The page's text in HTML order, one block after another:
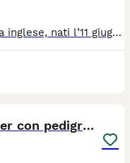
Cuccioli di Golden Retriever di linea inglese, nati l’11 giugno, disponibili da genitori selezionati per morfologia e temperamento. Entrambi i genitori sono provvisti di pedigree, esenti da displasia di anche e gomiti e testati per le principali malattie genetiche della razza, oculopatie ed ecocardiopatie. Il DNA è depositato. La mamma, Rose, è brevettata SICS (Scuola Italiana Cani da Salvataggio). I cuccioli crescono in un ambiente familiare, a stretto contatto con altri cani e gatti, favorendo una corretta socializzazione fin dai primi giorni di vita. L’intera cucciolata è seguita con attenzione dai proprietari, entrambi Medici Veterinari.
ultimi cuccioli golden retriever con pedigree